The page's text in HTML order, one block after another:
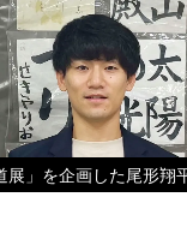
展」を企画した尾形翔